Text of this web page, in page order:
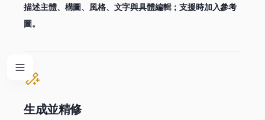
描述主體、構圖、風格、文字與具體編輯；支援時加入參考
圖。
生成並精修